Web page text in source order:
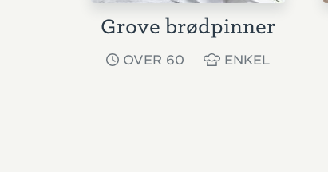
Grove brødpinner
OVER 60 ENKEL